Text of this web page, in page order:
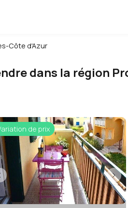
Côte d'Azur
dans la région
de prix